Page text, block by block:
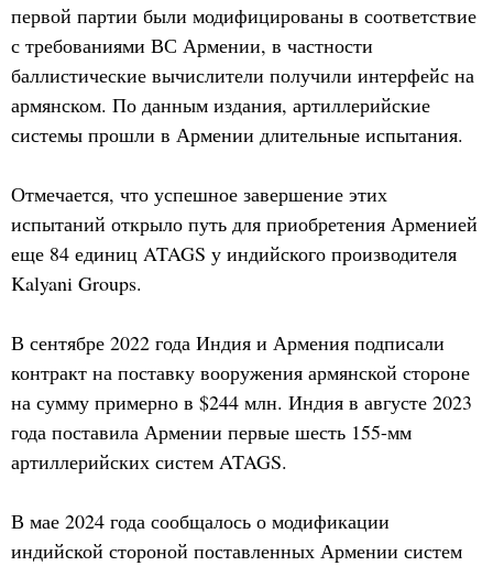
первой партии были модифицированы в соответствие
с требованиями ВС Армении, в частности
баллистические вычислители получили интерфейс на
армянском. По данным издания, артиллерийские
системы прошли в Армении длительные испытания.
Отмечается, что успешное завершение этих
испытаний открыло путь для приобретения Арменией
еще 84 единиц ATAGS у индийского производителя
Kalyani Groups.
В сентябре 2022 года Индия и Армения подписали
контракт на поставку вооружения армянской стороне
на сумму примерно в $244 млн. Индия в августе 2023
года поставила Армении первые шесть 155-мм
артиллерийских систем ATAGS.
В мае 2024 года сообщалось о модификации
индийской стороной поставленных Армении систем